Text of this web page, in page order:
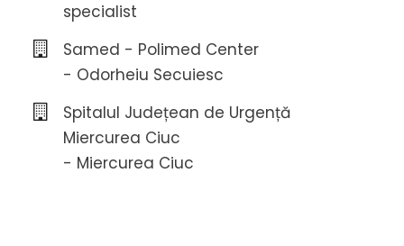
specialist
Samed - Polimed Center
- Odorheiu Secuiesc
Spitalul Județean de Urgență
Miercurea Ciuc
- Miercurea Ciuc